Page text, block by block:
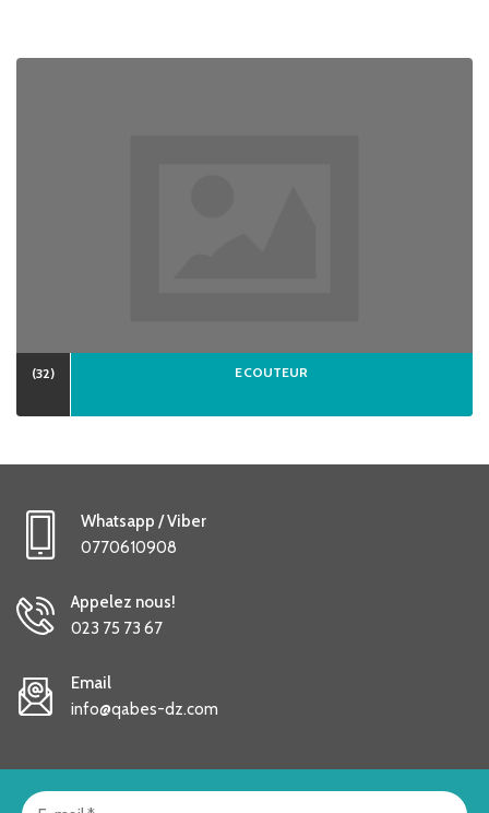
ECOUTEUR
(32)
Whatsapp / Viber
0770610908
Appelez nous!
023 75 73 67
Email
info@qabes-dz.com